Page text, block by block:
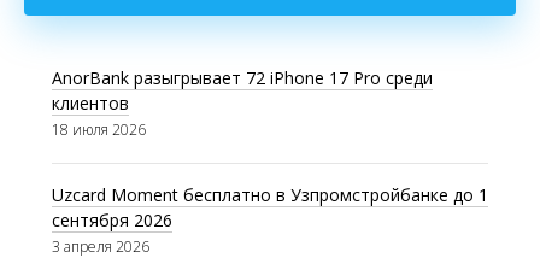
AnorBank разыгрывает 72 iPhone 17 Pro среди
клиентов
18 июля 2026
Uzcard Moment бесплатно в Узпромстройбанке до 1
сентября 2026
3 апреля 2026